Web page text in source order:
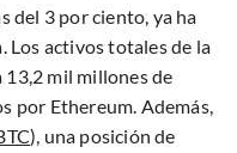
del 3 por ciento, ya ha
Los activos totales de la
13,2 mil millones de
por Ethereum. Además,
), una posición de